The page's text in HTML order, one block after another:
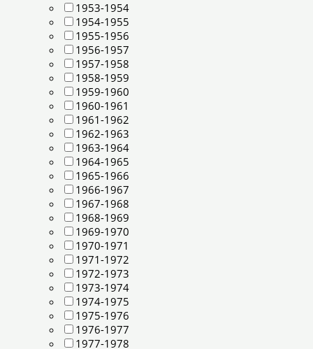
1953-1954
1954-1955
1955-1956
1956-1957
1957-1958
1958-1959
1959-1960
1960-1961
1961-1962
1962-1963
1963-1964
1964-1965
1965-1966
1966-1967
1967-1968
1968-1969
1969-1970
1970-1971
1971-1972
1972-1973
1973-1974
1974-1975
1975-1976
1976-1977
1977-1978